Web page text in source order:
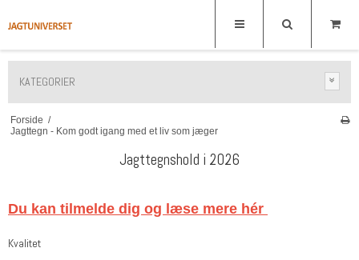
KATEGORIER
Forside /
Jagttegn - Kom godt igang med et liv som jæger
Jagttegnshold i 2026
Du kan tilmelde dig og læse mere hér
Kvalitet